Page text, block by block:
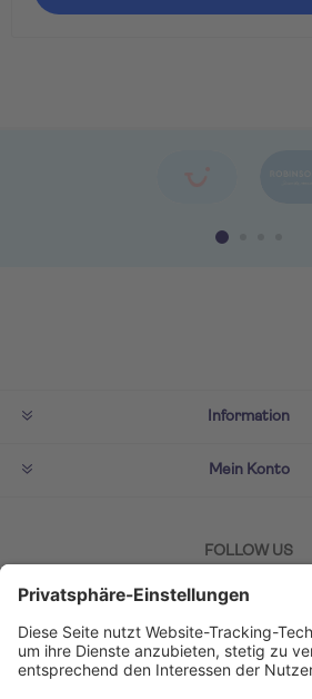
Information
Mein Konto
FOLLOW US
ZAHLMETHODEN